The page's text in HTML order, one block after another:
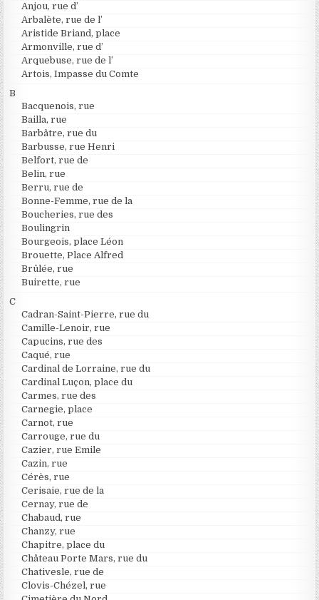
Anjou, rue d’
Arbalète, rue de l’
Aristide Briand, place
Armonville, rue d’
Arquebuse, rue de l’
Artois, Impasse du Comte
B
Bacquenois, rue
Bailla, rue
Barbâtre, rue du
Barbusse, rue Henri
Belfort, rue de
Belin, rue
Berru, rue de
Bonne-Femme, rue de la
Boucheries, rue des
Boulingrin
Bourgeois, place Léon
Brouette, Place Alfred
Brûlée, rue
Buirette, rue
C
Cadran-Saint-Pierre, rue du
Camille-Lenoir, rue
Capucins, rue des
Caqué, rue
Cardinal de Lorraine, rue du
Cardinal Luçon, place du
Carmes, rue des
Carnegie, place
Carnot, rue
Carrouge, rue du
Cazier, rue Emile
Cazin, rue
Cérès, rue
Cerisaie, rue de la
Cernay, rue de
Chabaud, rue
Chanzy, rue
Chapitre, place du
Château Porte Mars, rue du
Chativesle, rue de
Clovis-Chézel, rue